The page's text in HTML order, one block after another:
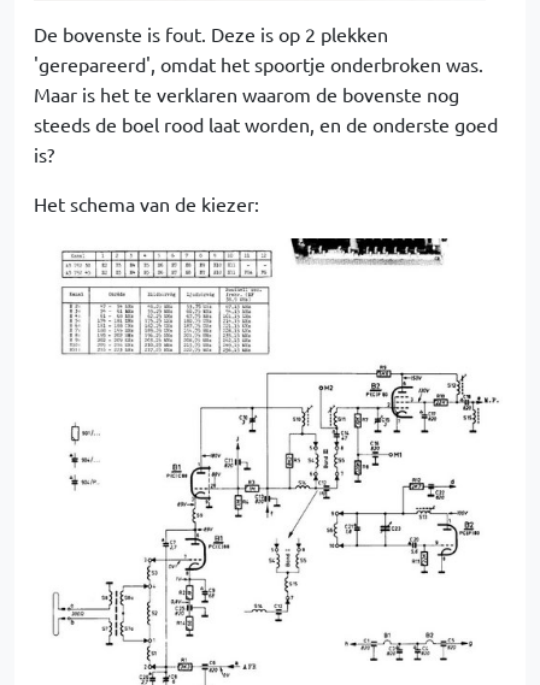
De bovenste is fout. Deze is op 2 plekken
'gerepareerd', omdat het spoortje onderbroken was.
Maar is het te verklaren waarom de bovenste nog
steeds de boel rood laat worden, en de onderste goed
is?
Het schema van de kiezer: